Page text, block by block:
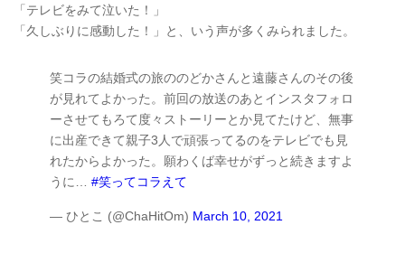
「テレビをみて泣いた！」
「久しぶりに感動した！」と、いう声が多くみられました。
笑コラの結婚式の旅ののどかさんと遠藤さんのその後
が見れてよかった。前回の放送のあとインスタフォロ
ーさせてもろて度々ストーリーとか見てたけど、無事
に出産できて親子3人で頑張ってるのをテレビでも見
れたからよかった。願わくば幸せがずっと続きますよ
うに… #笑ってコラえて
— ひとこ (@ChaHitOm) March 10, 2021